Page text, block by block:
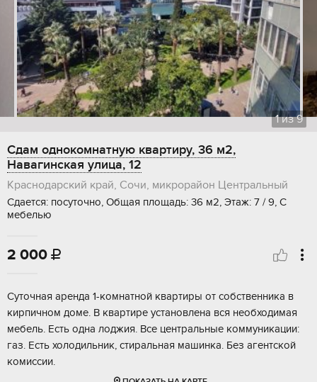
1из9
Сдам однокомнатную квартиру, 36 м2,
Навагинская улица, 12
Краснодарский край, Сочи, микрорайон Центральный
Сдается: посуточно, Общая площадь: 36 м2, Этаж: 7 / 9, С
мебелью
2 000 
Суточная аренда 1-комнатной квартиры от собственника в
кирпичном доме. В квартире установлена вся необходимая
мебель. Есть одна лоджия. Все центральные коммуникации:
газ. Есть холодильник, стиральная машинка. Без агентской
комиссии.